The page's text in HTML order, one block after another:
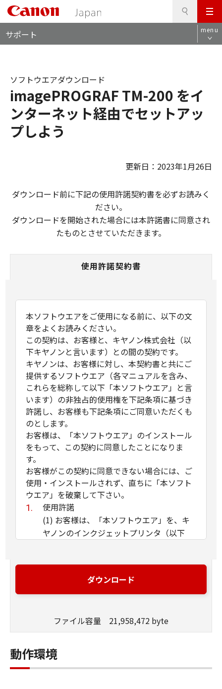
メ
ニ
ュ
サポート menu
imagePROGRAF TM-200 をイ
ンターネット経由でセットアッ
プしよう
ソフトウエアダウンロード
更新日：2023年1月26日
ダウンロード前に下記の使用許諾契約書を必ずお読みく
ださい。
ダウンロードを開始された場合には本許諾書に同意され
たものとさせていただきます。
使用許諾契約書
本ソフトウエアをご使用になる前に、以下の文
章をよくお読みください。
この契約は、お客様と、キヤノン株式会社（以
下キヤノンと言います）との間の契約です。
キヤノンは、お客様に対し、本契約書と共にご
提供するソフトウエア（各マニュアルを含み、
これらを総称して以下「本ソフトウエア」と言
います）の非独占的使用権を下記条項に基づき
許諾し、お客様も下記条項にご同意いただくも
のとします。
お客様は、「本ソフトウエア」のインストール
をもって、この契約に同意したことになりま
す。
お客様がこの契約に同意できない場合には、ご
使用・インストールされず、直ちに「本ソフト
ウエア」を破棄して下さい。
使用許諾
(1) お客様は、「本ソフトウエア」を、キ
ヤノンのインクジェットプリンタ（以下
とは、「許諾ソフトウエア」をコンピュー
タの記憶媒体上にインストールすること、
と、アクセスすること、読み出すこと、も
しくは実行することのいずれも含むものと
します）することができます。お客様はま
た、お客様が「プリンタ」を使用すること
ダウンロード
ファイル容量 21,958,472 byte
動作環境